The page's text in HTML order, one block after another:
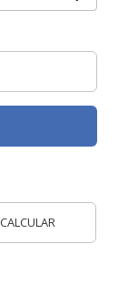
CALCULAR